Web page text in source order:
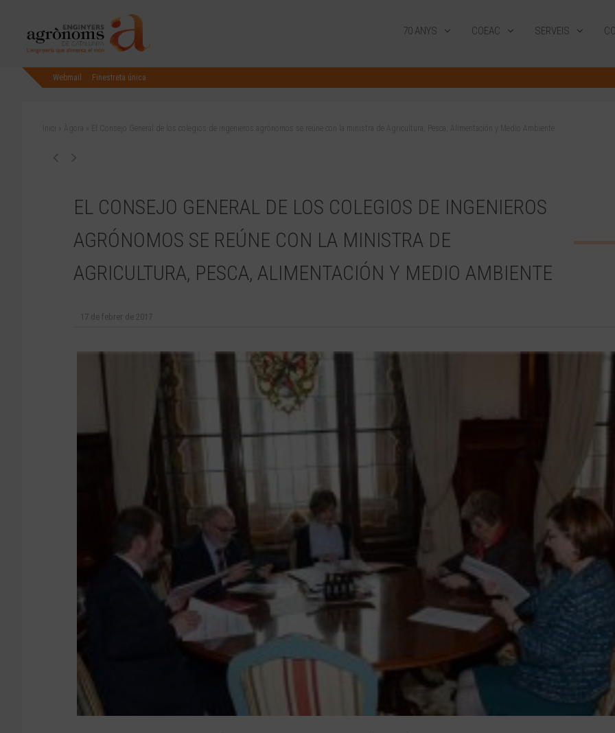
70 ANYS COEAC SERVEIS
Webmail Finestreta única
Inici Àgora El Consejo General de los colegios de ingenieros agrónomos se reúne con la ministra de Agricultura, Pesca, Alimentación y Medio Ambiente
EL CONSEJO GENERAL DE LOS COLEGIOS DE INGENIEROS
AGRÓNOMOS SE REÚNE CON LA MINISTRA DE
AGRICULTURA, PESCA, ALIMENTACIÓN Y MEDIO AMBIENTE
17 de febrer de 2017